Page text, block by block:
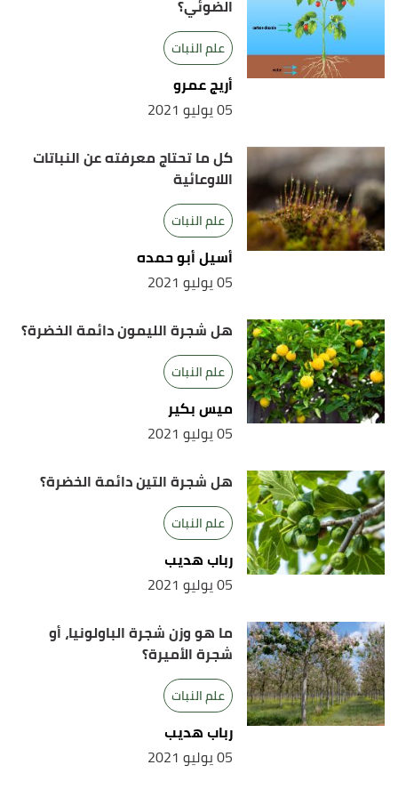
الضوئي؟
علم النبات
أريج عمرو
05 يوليو 2021
كل ما تحتاج معرفته عن النباتات
اللاوعائية
علم النبات
أسيل أبو حمده
05 يوليو 2021
هل شجرة الليمون دائمة الخضرة؟
علم النبات
ميس بكير
05 يوليو 2021
هل شجرة التين دائمة الخضرة؟
علم النبات
رباب هديب
05 يوليو 2021
ما هو وزن شجرة الباولونيا، أو
شجرة الأميرة؟
علم النبات
رباب هديب
05 يوليو 2021